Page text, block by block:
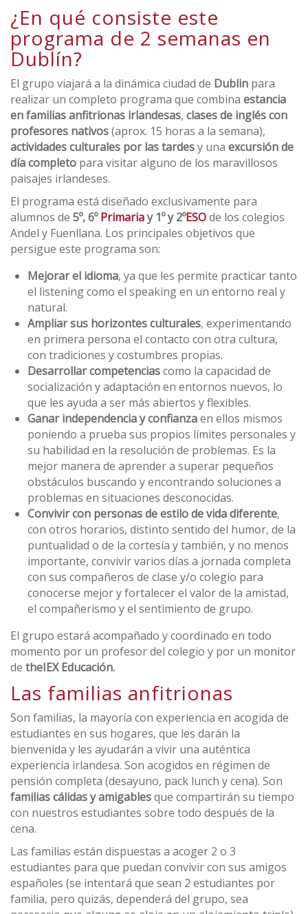
¿En qué consiste este
programa de 2 semanas en
Dublín?
El grupo viajará a la dinámica ciudad de Dublin para
realizar un completo programa que combina estancia
en familias anfitrionas irlandesas, clases de inglés con
profesores nativos(aprox. 15 horas a la semana),
actividades culturales por las tardesy una excursión de
día completo para visitar alguno de los maravillosos
paisajes irlandeses.
El programa está diseñado exclusivamente para
alumnos de 5º, 6ºPrimariay 1º y 2ºESOde los colegios
Andel y Fuenllana. Los principales objetivos que
persigue este programa son:
Mejorar el idioma, ya que les permite practicar tanto
el listening como el speaking en un entorno real y
natural.
Ampliar sus horizontes culturales, experimentando
en primera persona el contacto con otra cultura,
con tradiciones y costumbres propias.
Desarrollar competenciascomo la capacidad de
socialización y adaptación en entornos nuevos, lo
que les ayuda a ser más abiertos y flexibles.
Ganar independencia y confianzaen ellos mismos
poniendo a prueba sus propios límites personales y
su habilidad en la resolución de problemas. Es la
mejor manera de aprender a superar pequeños
obstáculos buscando y encontrando soluciones a
problemas en situaciones desconocidas.
Convivir con personas de estilo de vida diferente,
con otros horarios, distinto sentido del humor, de la
puntualidad o de la cortesía y también, y no menos
importante, convivir varios días a jornada completa
con sus compañeros de clase y/o colegio para
conocerse mejor y fortalecer el valor de la amistad,
el compañerismo y el sentimiento de grupo.
El grupo estará acompañado y coordinado en todo
momento por un profesor del colegio y por un monitor
de theIEX Educación.
Las familias anfitrionas
Son familias, la mayoría con experiencia en acogida de
estudiantes en sus hogares, que les darán la
bienvenida y les ayudarán a vivir una auténtica
experiencia irlandesa. Son acogidos en régimen de
pensión completa (desayuno, pack lunch y cena). Son
familias cálidas y amigablesque compartirán su tiempo
con nuestros estudiantes sobre todo después de la
cena.
Las familias están dispuestas a acoger 2 o 3
estudiantes para que puedan convivir con sus amigos
españoles (se intentará que sean 2 estudiantes por
familia, pero quizás, dependerá del grupo, sea